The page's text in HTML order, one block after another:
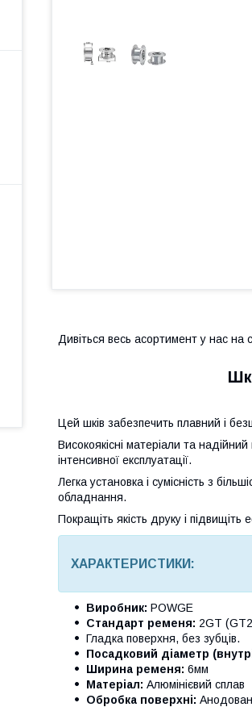
Дивіться весь асортимент у нас на
Цей шків забезпечить плавний і
Високоякісні матеріали та
інтенсивної експлуатації.
Легка установка і сумісність з
обладнання.
Покращіть якість друку і
ХАРАКТЕРИСТИКИ:
Виробник: POWGE
Стандарт ременя: 2GT
Гладка поверхня, без зубців.
Посадковий діаметр
Ширина ременя: 6мм
Матеріал: Алюмінієвий сплав
Обробка поверхні: